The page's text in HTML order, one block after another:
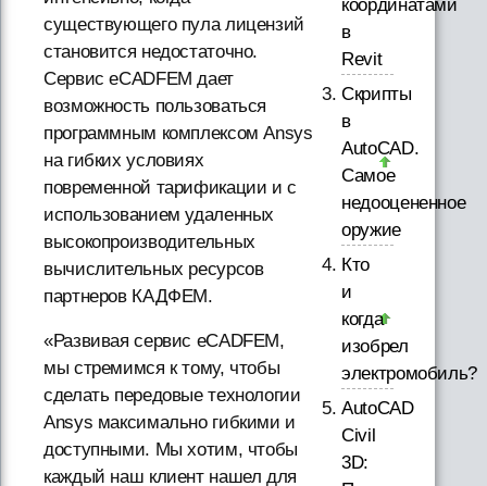
существующего пула лицензий
становится недостаточно.
Сервис eCADFEM дает
возможность пользоваться
программным комплексом Ansys
на гибких условиях
повременной тарификации и с
использованием удаленных
высокопроизводительных
вычислительных ресурсов
партнеров КАДФЕМ.
«Развивая сервис eCADFEM,
мы стремимся к тому, чтобы
сделать передовые технологии
Ansys максимально гибкими и
доступными. Мы хотим, чтобы
каждый наш клиент нашел для
координатами
в
Revit
Скрипты
в
AutoCAD.
Самое
недооцененное
оружие
Кто
и
когда
изобрел
электромобиль?
AutoCAD
Civil
3D: